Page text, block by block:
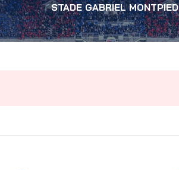
STADE GABRIEL MONTPIED